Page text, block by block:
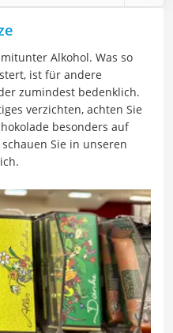
Alkohol. Was so
ist für andere
zumindest bedenklich.
verzichten, achten Sie
besonders auf
Sie in unseren